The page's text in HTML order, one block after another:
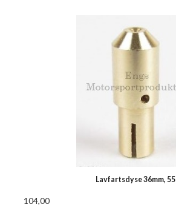
Lavfartsdyse 36mm, 55
104,00